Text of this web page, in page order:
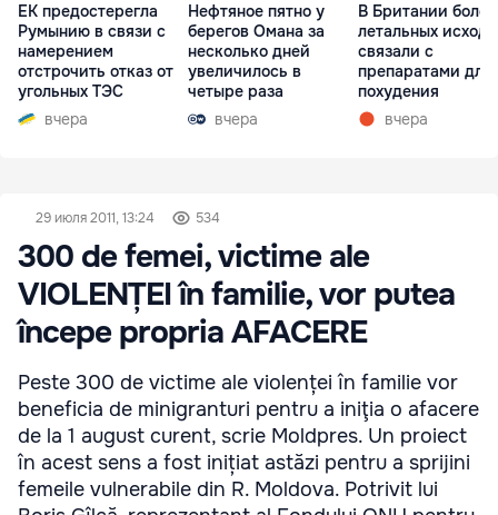
ЕК предостерегла
Румынию в связи с
намерением
отстрочить отказ от
угольных ТЭС
вчера
Нефтяное пятно у
берегов Омана за
несколько дней
увеличилось в
четыре раза
вчера
В Британии
летальных
связали с
препаратами для
похудения
вчера
29 июля 2011, 13:24 534
300 de femei, victime ale
VIOLENȚEI în familie, vor putea
începe propria AFACERE
Peste 300 de victime ale violenței în familie vor
beneficia de minigranturi pentru a iniţia o afacere
de la 1 august curent, scrie Moldpres. Un proiect
în acest sens a fost inițiat astăzi pentru a sprijini
femeile vulnerabile din R. Moldova. Potrivit lui